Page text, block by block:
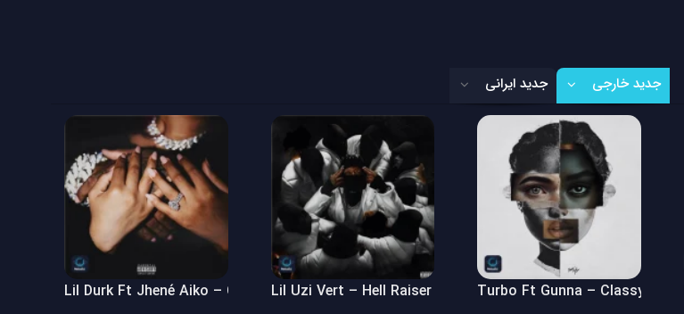
جدید خارجی جدید ایرانی
Turbo Ft Gunna – Classy Girl
Lil Uzi Vert – Hell Raiser (Freestyle)
Lil Durk Ft Jhené Aiko – Can’t Hide It